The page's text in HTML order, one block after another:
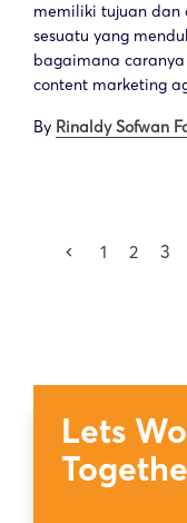
memiliki tujuan dan
sesuatu yang
bagaimana
content marketing
By Rinaldy Sofwan
keyboard_arrow_left 1 2 3
Lets